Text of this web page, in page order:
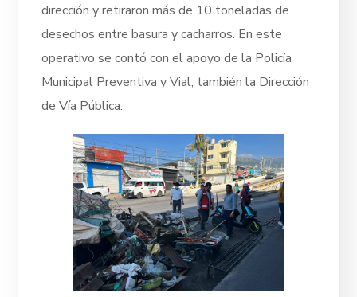
dirección y retiraron más de 10 toneladas de
desechos entre basura y cacharros. En este
operativo se contó con el apoyo de la Policía
Municipal Preventiva y Vial, también la Dirección
de Vía Pública.